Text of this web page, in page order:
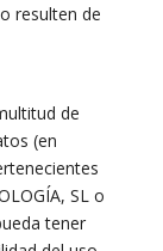
resulten de
de
(en
SL o
tener